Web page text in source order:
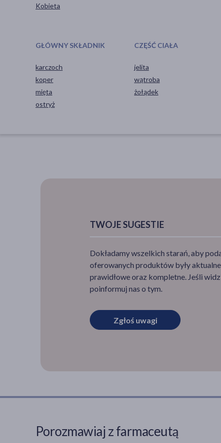
Kobieta
GŁÓWNY SKŁADNIK
karczoch
koper
mięta
ostryż
CZĘŚĆ CIAŁA
jelita
wątroba
żołądek
TWOJE SUGESTIE
Dokładamy wszelkich starań, aby
oferowanych produktów były
prawidłowe oraz kompletne. Jeśli
poinformuj nas o tym.
Zgłoś uwagi
Porozmawiaj z farmaceutą